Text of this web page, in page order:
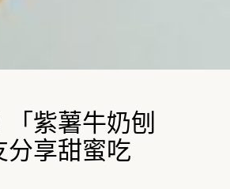
紫薯牛奶刨
分享甜蜜吃